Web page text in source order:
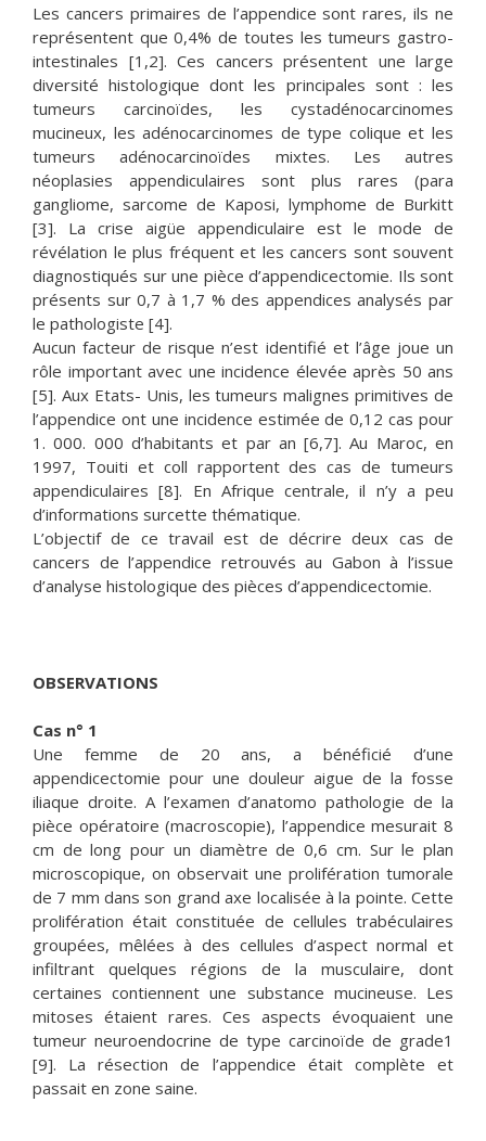
Les cancers primaires de l’appendice sont rares, ils ne
représentent que 0,4% de toutes les tumeurs gastro-
intestinales [1,2]. Ces cancers présentent une large
diversité histologique dont les principales sont : les
tumeurs carcinoïdes, les cystadénocarcinomes
mucineux, les adénocarcinomes de type colique et les
tumeurs adénocarcinoïdes mixtes. Les autres
néoplasies appendiculaires sont plus rares (para
gangliome, sarcome de Kaposi, lymphome de Burkitt
[3]. La crise aigüe appendiculaire est le mode de
révélation le plus fréquent et les cancers sont souvent
diagnostiqués sur une pièce d’appendicectomie. Ils sont
présents sur 0,7 à 1,7 % des appendices analysés par
le pathologiste [4].
Aucun facteur de risque n’est identifié et l’âge joue un
rôle important avec une incidence élevée après 50 ans
[5]. Aux Etats- Unis, les tumeurs malignes primitives de
l’appendice ont une incidence estimée de 0,12 cas pour
1. 000. 000 d’habitants et par an [6,7]. Au Maroc, en
1997, Touiti et coll rapportent des cas de tumeurs
appendiculaires [8]. En Afrique centrale, il n’y a peu
d’informations surcette thématique.
L’objectif de ce travail est de décrire deux cas de
cancers de l’appendice retrouvés au Gabon à l’issue
d’analyse histologique des pièces d’appendicectomie.
OBSERVATIONS
Cas n° 1
Une femme de 20 ans, a bénéficié d’une
appendicectomie pour une douleur aigue de la fosse
iliaque droite. A l’examen d’anatomo pathologie de la
pièce opératoire (macroscopie), l’appendice mesurait 8
cm de long pour un diamètre de 0,6 cm. Sur le plan
microscopique, on observait une prolifération tumorale
de 7 mm dans son grand axe localisée à la pointe. Cette
prolifération était constituée de cellules trabéculaires
groupées, mêlées à des cellules d’aspect normal et
infiltrant quelques régions de la musculaire, dont
certaines contiennent une substance mucineuse. Les
mitoses étaient rares. Ces aspects évoquaient une
tumeur neuroendocrine de type carcinoïde de grade1
[9]. La résection de l’appendice était complète et
passait en zone saine.